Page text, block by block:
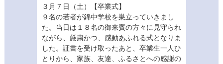
３月７日（土）【卒業式】
９名の若者が錦中学校を巣立っていきまし
た。当日は１８名の御来賓の方々に見守られ
ながら、厳粛かつ、感動あふれる式となりま
した。証書を受け取ったあと、卒業生一人ひ
とりから、家族、友達、ふるさとへの感謝の